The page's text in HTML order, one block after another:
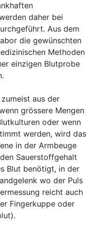
daher bei
Aus dem
die gewünschten
Methoden
einzigen Blutprobe
aus der
grössere Mengen
oder wenn
werden, wird das
in der Armbeuge
Sauerstoffgehalt
Blut benötigt, in der
wo der Puls
reicht auch
Fingerkuppe oder